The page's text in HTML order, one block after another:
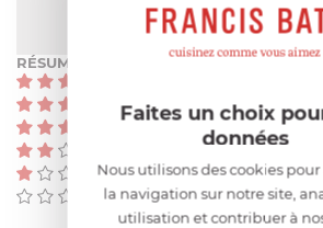
Pas encore de note
RÉSUMÉ
(0)
(0)
(0)
Faites un choix
données
Nous utilisons des cookies
la navigation sur notre site,
utilisation et contribuer à